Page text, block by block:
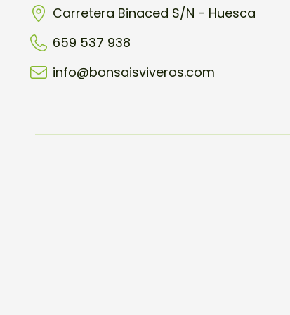
Carretera Binaced S/N - Huesca
659 537 938
info@bonsaisviveros.com